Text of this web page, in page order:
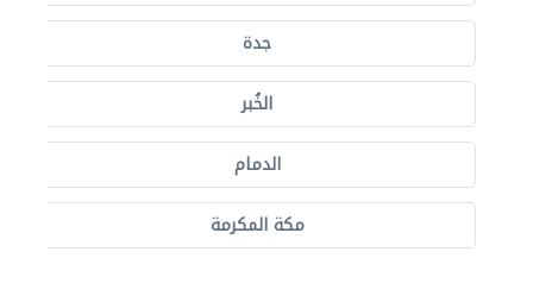
جدة
الخُبر
الدمام
مكة المكرمة